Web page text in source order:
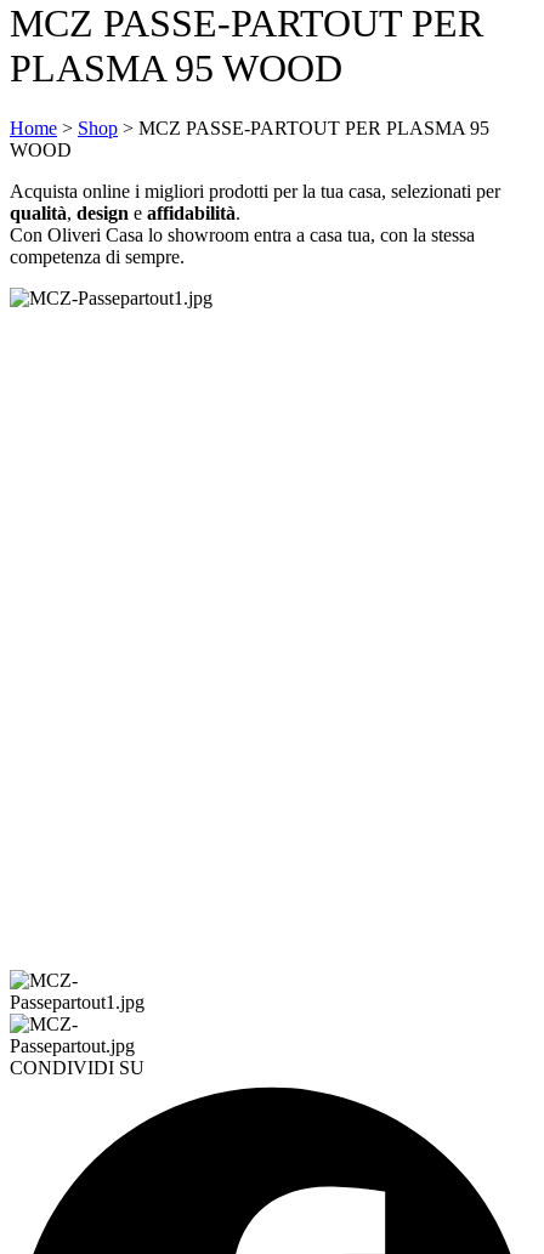
MCZ PASSE-PARTOUT PER
PLASMA 95 WOOD
Home > Shop > MCZ PASSE-PARTOUT PER PLASMA 95
WOOD
Acquista online i migliori prodotti per la tua casa, selezionati per
qualità, design e affidabilità.
Con Oliveri Casa lo showroom entra a casa tua, con la stessa
competenza di sempre.
CONDIVIDI SU